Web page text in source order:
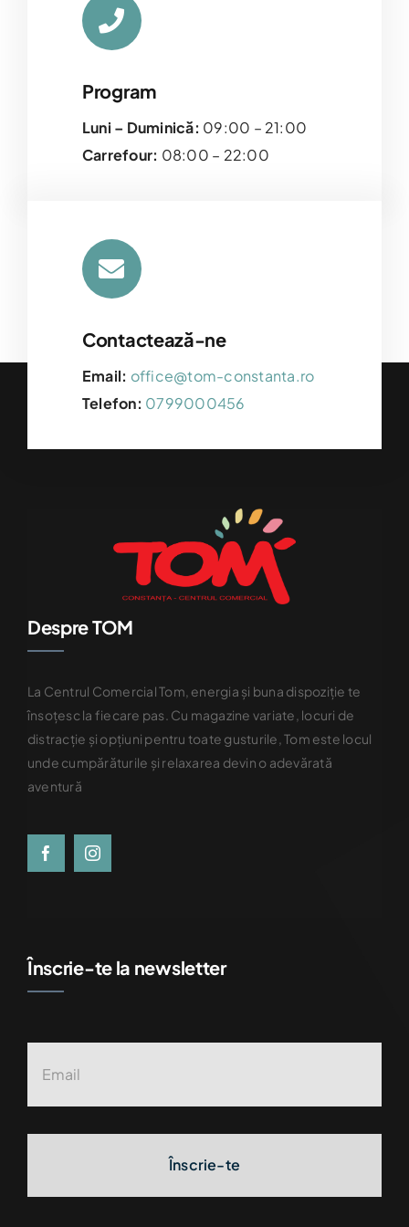
Program
Luni – Duminică: 09:00 – 21:00
Carrefour: 08:00 – 22:00
Contactează-ne
Email: office@tom-constanta.ro
Telefon: 0799000456
Despre TOM
La Centrul Comercial Tom, energia și buna dispoziție te
însoțesc la fiecare pas. Cu magazine variate, locuri de
distracție și opțiuni pentru toate gusturile, Tom este locul
unde cumpărăturile și relaxarea devin o adevărată
aventură
Înscrie-te la newsletter
Înscrie-te